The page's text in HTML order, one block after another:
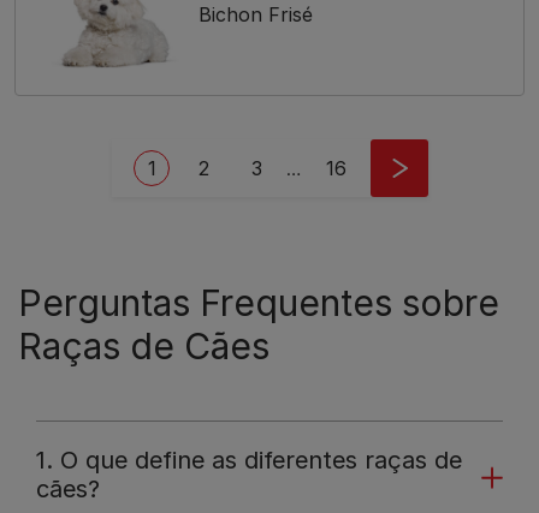
Bichon Frisé
Current page
1 Page
2 Page
3 … Last page
16
Perguntas Frequentes sobre
Raças de Cães
1. O que define as diferentes raças de
cães?